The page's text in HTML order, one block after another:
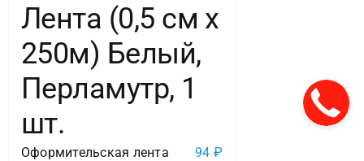
Лента (0,5 см х
250м) Белый,
Перламутр, 1
шт.
Оформительская лента 94 ₽